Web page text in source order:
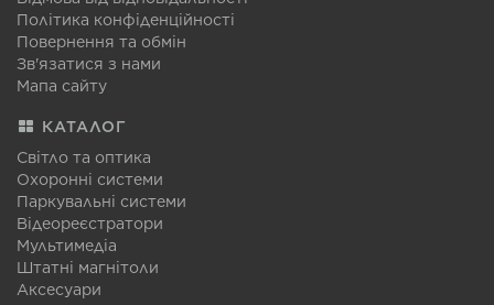
Політика конфіденційності
Повернення та обмін
Зв'язатися з нами
Мапа сайту
КАТАЛОГ
Світло та оптика
Охоронні системи
Паркувальні системи
Відеореєстратори
Мультимедіа
Штатні магнітоли
Аксесуари